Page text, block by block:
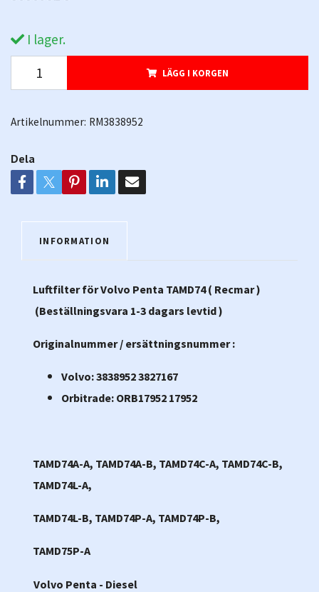
I lager.
LÄGG I KORGEN
Artikelnummer: RM3838952
Dela
INFORMATION
Luftfilter för Volvo Penta TAMD74 ( Recmar )
(Beställningsvara 1-3 dagars levtid )
Originalnummer / ersättningsnummer :
Volvo: 3838952 3827167
Orbitrade: ORB17952 17952
TAMD74A-A, TAMD74A-B, TAMD74C-A, TAMD74C-B,
TAMD74L-A,
TAMD74L-B, TAMD74P-A, TAMD74P-B,
TAMD75P-A
Volvo Penta - Diesel